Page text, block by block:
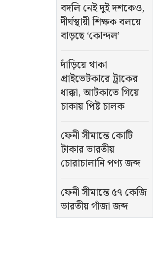
বদলি নেই দুই দশকেও,
দীর্ঘস্থায়ী শিক্ষক বলয়ে
বাড়ছে ‘কোন্দল’
দাঁড়িয়ে থাকা
প্রাইভেটকারে ট্রাকের
ধাক্কা, আটকাতে গিয়ে
চাকায় পিষ্ট চালক
ফেনী সীমান্তে কোটি
টাকার ভারতীয়
চোরাচালানি পণ্য জব্দ
ফেনী সীমান্তে ৫৭ কেজি
ভারতীয় গাঁজা জব্দ